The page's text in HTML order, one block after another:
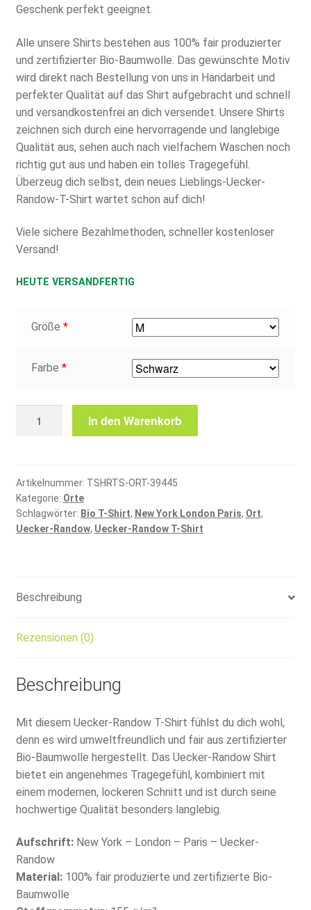
Geschenk perfekt geeignet.
Alle unsere Shirts bestehen aus 100% fair produzierter
und zertifizierter Bio-Baumwolle. Das gewünschte Motiv
wird direkt nach Bestellung von uns in Handarbeit und
perfekter Qualität auf das Shirt aufgebracht und schnell
und versandkostenfrei an dich versendet. Unsere Shirts
zeichnen sich durch eine hervorragende und langlebige
Qualität aus, sehen auch nach vielfachem Waschen noch
richtig gut aus und haben ein tolles Tragegefühl.
Überzeug dich selbst, dein neues Lieblings-Uecker-
Randow-T-Shirt wartet schon auf dich!
Viele sichere Bezahlmethoden, schneller kostenloser
Versand!
HEUTE VERSANDFERTIG
Größe *
Farbe *
Menge
In den Warenkorb
Artikelnummer: TSHRTS-ORT-39445
Kategorie: Orte
Schlagwörter: Bio T-Shirt, New York London Paris, Ort,
Uecker-Randow, Uecker-Randow T-Shirt
Beschreibung
Rezensionen (0)
Beschreibung
Mit diesem Uecker-Randow T-Shirt fühlst du dich wohl,
denn es wird umweltfreundlich und fair aus zertifizierter
Bio-Baumwolle hergestellt. Das Uecker-Randow Shirt
bietet ein angenehmes Tragegefühl, kombiniert mit
einem modernen, lockeren Schnitt und ist durch seine
hochwertige Qualität besonders langlebig.
Aufschrift:New York – London – Paris – Uecker-
Randow
Material:100% fair produzierte und zertifizierte Bio-
Baumwolle